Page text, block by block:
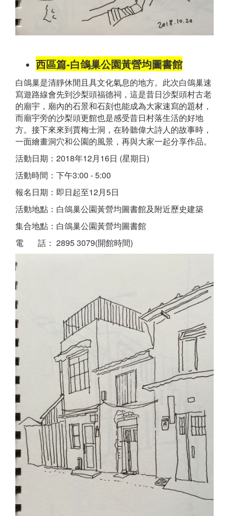
西區篇-白鴿巢公園黃營均圖書館
白鴿巢是清靜休閒且具文化氣息的地方。此次白鴿巢速
寫遊路線會先到沙梨頭福德祠，這是昔日沙梨頭村古老
的廟宇，廟內的石景和石刻也能成為大家速寫的題材，
而廟宇旁的沙梨頭更館也是感受昔日村落生活的好地
方。接下來來到賈梅士洞，在聆聽偉大詩人的故事時，
一面繪畫洞穴和公園的風景，再與大家一起分享作品。
活動日期：2018年12月16日 (星期日)
活動時間：下午3:00 - 5:00
報名日期：即日起至12月5日
活動地點：白鴿巢公園黃營均圖書館及附近歷史建築
集合地點：白鴿巢公園黃營均圖書館
電 話： 2895 3079(開館時間)